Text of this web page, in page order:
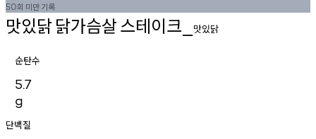
50회 미만기록
맛있닭닭가슴살스테이크 맛있닭
순탄수
5.7
g
단백질